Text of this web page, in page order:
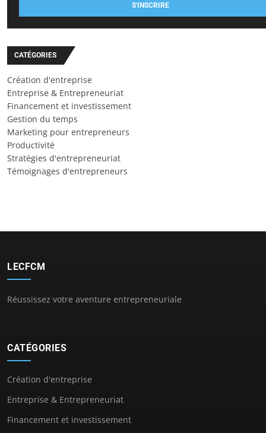
S'INSCRIRE
CATÉGORIES
Création d'entreprise
Entreprise & Entrepreneuriat
Financement et investissement
Gestion du temps
Marketing pour entrepreneurs
Productivité
Stratégies d'entrepreneuriat
Témoignages d'entrepreneurs
LECFCM
Réussissez votre aventure entrepreneuriale
CATÉGORIES
Création d'entreprise
Entreprise & Entrepreneuriat
Financement et investissement